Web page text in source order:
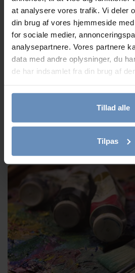
at analysere vores trafik. Vi deler
din brug af vores hjemmeside
for sociale medier,
analysepartnere. Vores partnere
data med andre oplysninger, du
de har indsamlet fra din brug af
Tillad alle
Tilpas